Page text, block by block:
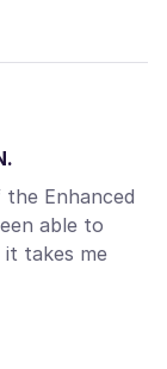
Enhanced
able to
it takes me